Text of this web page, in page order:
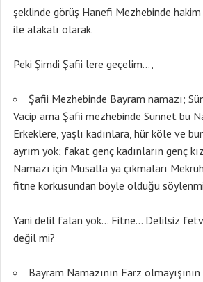
şeklinde görüş Hanefi Mezhebinde hakim
ile alakalı olarak.
Peki Şimdi Şafii lere geçelim…,
Şafii Mezhebinde Bayram namazı;
Vacip ama Şafii mezhebinde Sünnet bu
Erkeklere, yaşlı kadınlara, hür köle ve
ayrım yok; fakat genç kadınların genç
Namazı için Musalla ya çıkmaları
fitne korkusundan böyle olduğu
Yani delil falan yok… Fitne… Delilsiz
değil mi?
Bayram Namazının Farz